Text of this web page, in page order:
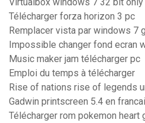
Virtualbox windows 7 32 bit only
Télécharger forza horizon 3 pc
Remplacer vista par windows 7
Impossible changer fond ecran
Music maker jam télécharger pc
Emploi du temps à télécharger
Rise of nations rise of legends
Gadwin printscreen 5.4 en
Télécharger rom pokemon heart